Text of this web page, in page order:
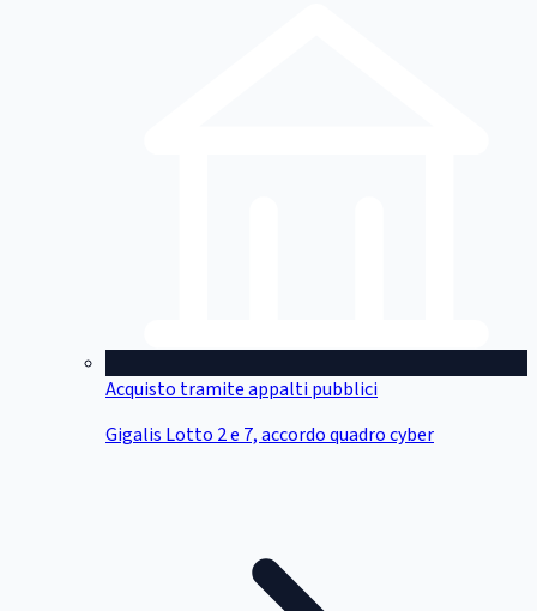
Acquisto tramite appalti pubblici
Gigalis Lotto 2 e 7, accordo quadro cyber